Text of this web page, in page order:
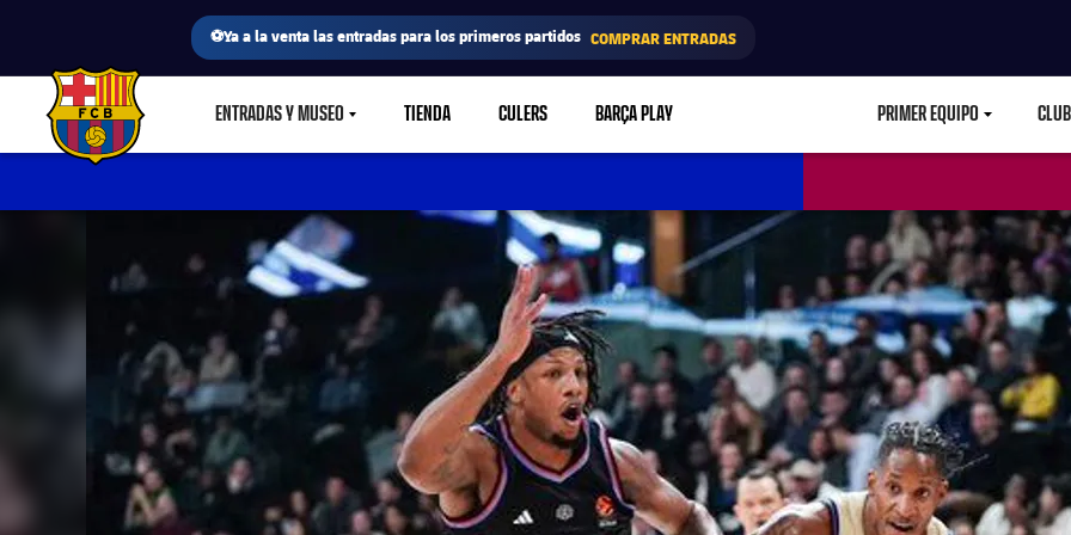
⚽Ya a la venta las entradas para los primeros partidos COMPRAR ENTRADAS
FC Barcelona club badge ENTRADAS Y MUSEOLABEL.SHARE.CARETDOWN
TIENDA CULERS BARÇA PLAY PRIMER EQUIPO CLUB